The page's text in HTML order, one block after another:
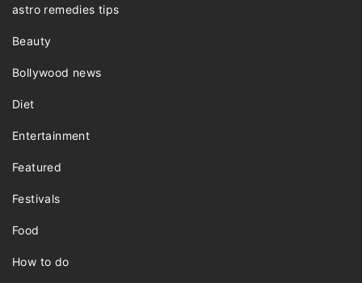
astro remedies tips
Beauty
Bollywood news
Diet
Entertainment
Featured
Festivals
Food
How to do